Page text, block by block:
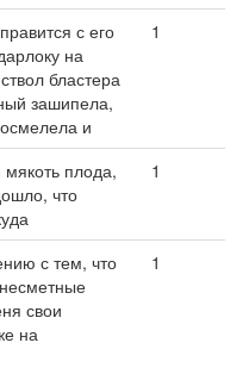
с его
на
ствол бластера
зашипела,
и
1
плода,
что
1
с тем, что
свои
на
1